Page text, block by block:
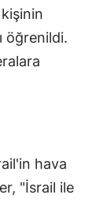
öğrenildi.
hava
"İsrail ile